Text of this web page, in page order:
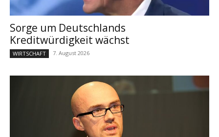
Sorge um Deutschlands
Kreditwürdigkeit wächst
WIRTSCHAFT 7. August 2026